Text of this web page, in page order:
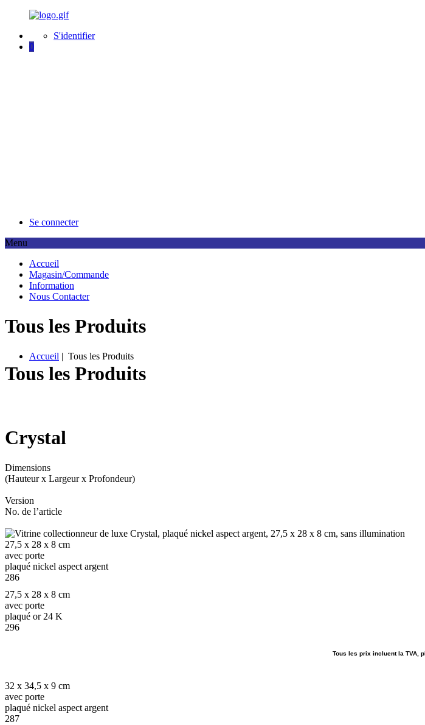
S'identifier
0
Se connecter
Menu
Accueil
Magasin/Commande
Information
Nous Contacter
Tous les Produits
Accueil | Tous les Produits
Tous les Produits
Crystal
Dimensions
(Hauteur x Largeur x Profondeur)
Version
No. de l’article
27,5 x 28 x 8 cm
avec porte
plaqué nickel aspect argent
286
27,5 x 28 x 8 cm
avec porte
plaqué or 24 K
296
Tous les prix incluent la TVA,
32 x 34,5 x 9 cm
avec porte
plaqué nickel aspect argent
287